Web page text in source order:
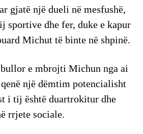
gjatë një dueli në mesfushë,
sportive dhe fer, duke e kapur
Michut të binte në shpinë.
e mbrojti Michun nga ai
një dëmtim potencialisht
i tij është duartrokitur dhe
rrjete sociale.